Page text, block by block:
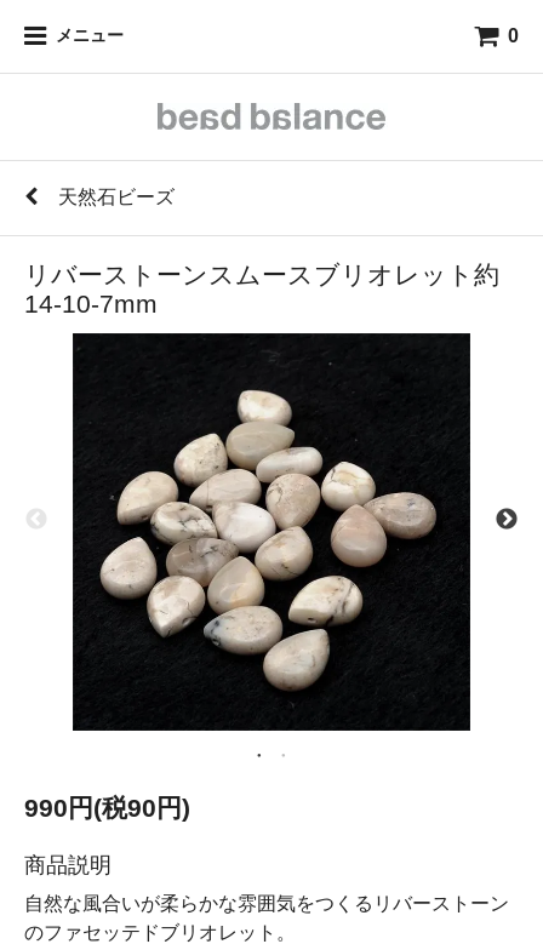
メニュー 0
天然石ビーズ
リバーストーンスムースブリオレット約
14-10-7mm
990円(税90円)
商品説明
自然な風合いが柔らかな雰囲気をつくるリバーストーン
のファセッテドブリオレット。